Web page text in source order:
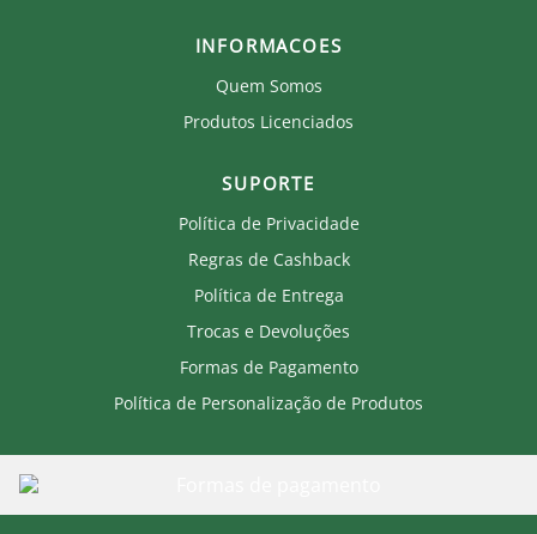
INFORMACOES
Quem Somos
Produtos Licenciados
SUPORTE
Política de Privacidade
Regras de Cashback
Política de Entrega
Trocas e Devoluções
Formas de Pagamento
Política de Personalização de Produtos